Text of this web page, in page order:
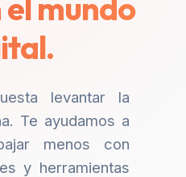
mundo
levantar la
Te ayudamos a
menos con
y herramientas